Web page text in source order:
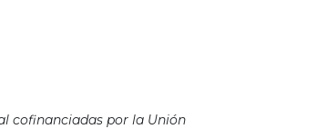
cofinanciadas por la Unión